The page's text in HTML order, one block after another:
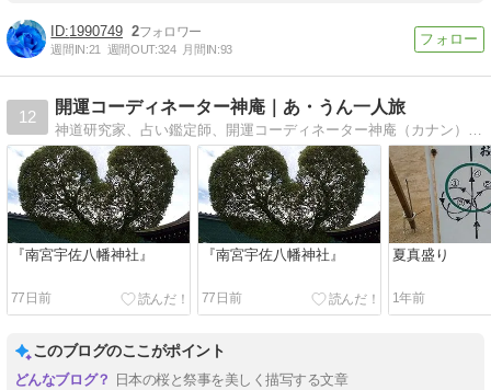
1990749 2
週間IN:21 週間OUT:324 月間IN:93
12
開運コーディネーター神庵｜あ・うん一人旅
神道研究家、占い鑑定師、開運コーディネーター神庵（カナン）のライフワーク、レイライン探求、神社やパワースポットを綴ります。縁に導かれタオを求める、そんな一人旅。
『南宮宇佐八幡神社』
77日前
『南宮宇佐八幡神社』
77日前
夏真盛り
1年前
このブログのここがポイント
日本の桜と祭事を美しく描写する文章